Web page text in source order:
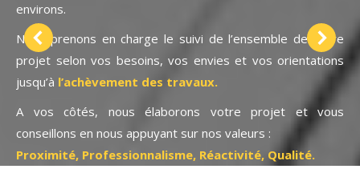
environs.
Nous prenons en charge le suivi de l’ensemble de votre
projet selon vos besoins, vos envies et vos orientations
jusqu’à l’achèvement des travaux.
A vos côtés, nous élaborons votre projet et vous
conseillons en nous appuyant sur nos valeurs :
Proximité, Professionnalisme, Réactivité, Qualité.